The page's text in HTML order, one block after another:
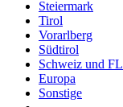
Steiermark
Tirol
Vorarlberg
Südtirol
Schweiz und FL
Europa
Sonstige